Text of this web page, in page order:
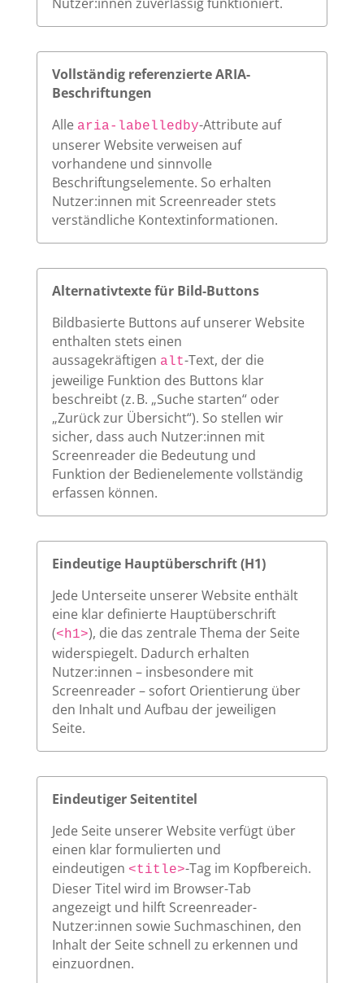
Vollständig referenzierte ARIA-
Beschriftungen
Alle aria-labelledby-Attribute auf
unserer Website verweisen auf
vorhandene und sinnvolle
Beschriftungselemente. So erhalten
Nutzer:innen mit Screenreader stets
verständliche Kontextinformationen.
Alternativtexte für Bild-Buttons
Bildbasierte Buttons auf unserer Website
enthalten stets einen
aussagekräftigen alt-Text, der die
jeweilige Funktion des Buttons klar
beschreibt (z. B. „Suche starten“ oder
„Zurück zur Übersicht“). So stellen wir
sicher, dass auch Nutzer:innen mit
Screenreader die Bedeutung und
Funktion der Bedienelemente vollständig
erfassen können.
Eindeutige Hauptüberschrift (H1)
Jede Unterseite unserer Website enthält
eine klar definierte Hauptüberschrift
(<h1>), die das zentrale Thema der Seite
widerspiegelt. Dadurch erhalten
Nutzer:innen – insbesondere mit
Screenreader – sofort Orientierung über
den Inhalt und Aufbau der jeweiligen
Seite.
Eindeutiger Seitentitel
Jede Seite unserer Website verfügt über
einen klar formulierten und
eindeutigen <title>-Tag im Kopfbereich.
Dieser Titel wird im Browser-Tab
angezeigt und hilft Screenreader-
Nutzer:innen sowie Suchmaschinen, den
Inhalt der Seite schnell zu erkennen und
einzuordnen.